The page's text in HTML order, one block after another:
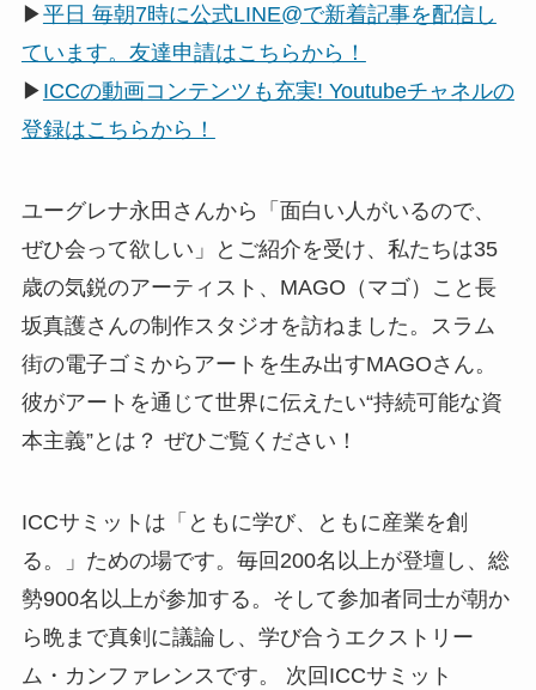
▶平日 毎朝7時に公式LINE@で新着記事を配信し
ています。友達申請はこちらから！
▶ ICCの動画コンテンツも充実! Youtubeチャネルの
登録はこちらから！
ユーグレナ永田さんから「面白い人がいるので、
ぜひ会って欲しい」とご紹介を受け、私たちは35
歳の気鋭のアーティスト、MAGO（マゴ）こと長
坂真護さんの制作スタジオを訪ねました。スラム
街の電子ゴミからアートを生み出すMAGOさん。
彼がアートを通じて世界に伝えたい“持続可能な資
本主義”とは？ ぜひご覧ください！
ICCサミットは「ともに学び、ともに産業を創
る。」ための場です。毎回200名以上が登壇し、総
勢900名以上が参加する。そして参加者同士が朝か
ら晩まで真剣に議論し、学び合うエクストリー
ム・カンファレンスです。 次回ICCサミット